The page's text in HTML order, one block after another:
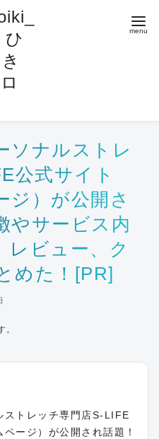
ソナルストレ
公式サイト
ジ）が公開さ
やサービス内
レビュー、ク
めた！[PR]
ストレッチ専門店S-LIFE
ージ）が公開され話題！